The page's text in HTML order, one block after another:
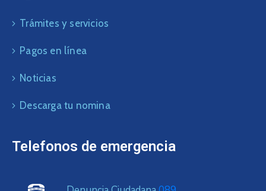
Trámites y servicios
Pagos en línea
Noticias
Descarga tu nomina
Telefonos de emergencia